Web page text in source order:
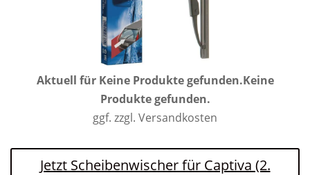
Aktuell für Keine Produkte gefunden.Keine
Produkte gefunden.
ggf. zzgl. Versandkosten
Jetzt Scheibenwischer für Captiva (2.